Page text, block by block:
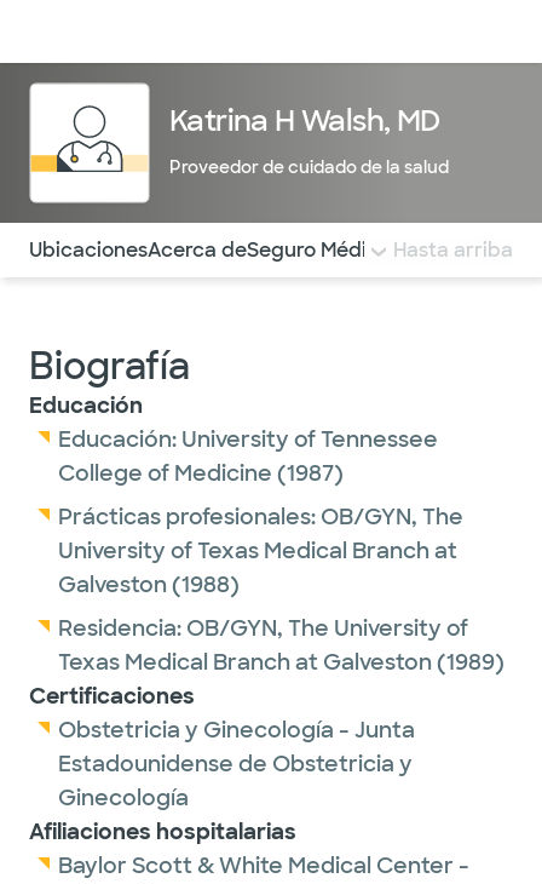
Katrina H Walsh, MD
Proveedor de cuidado de la salud
Utilice esta navegación para saltar rápidamente a
UbicacionesAcerca deSeguro Médico COMENTARIOS
Hasta arriba
Biografía
Educación
Educación: University of Tennessee
College of Medicine (1987)
Prácticas profesionales: OB/GYN, The
University of Texas Medical Branch at
Galveston (1988)
Residencia: OB/GYN, The University of
Texas Medical Branch at Galveston (1989)
Certificaciones
Obstetricia y Ginecología - Junta
Estadounidense de Obstetricia y
Ginecología
Afiliaciones hospitalarias
Baylor Scott & White Medical Center -